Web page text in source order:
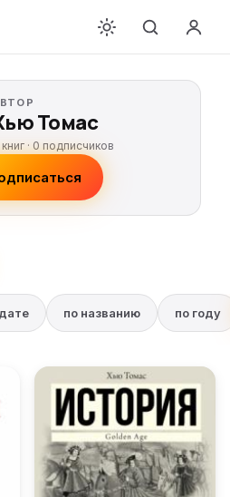
Томас
· 0 подписчиков
по названию по году